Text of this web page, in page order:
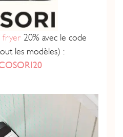
fryer 20% avec le code
les modèles) :